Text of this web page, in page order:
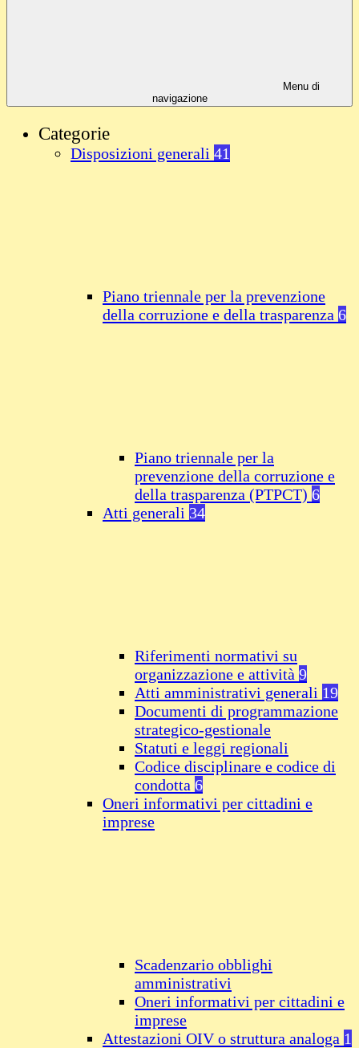
Menu di
navigazione
Categorie
Disposizioni generali 41
Piano triennale per la prevenzione
della corruzione e della trasparenza 6
Piano triennale per la
prevenzione della corruzione e
della trasparenza (PTPCT) 6
Atti generali 34
Riferimenti normativi su
organizzazione e attività 9
Atti amministrativi generali 19
Documenti di programmazione
strategico-gestionale
Statuti e leggi regionali
Codice disciplinare e codice di
condotta 6
Oneri informativi per cittadini e
imprese
Scadenzario obblighi
amministrativi
Oneri informativi per cittadini e
imprese
Attestazioni OIV o struttura analoga 1